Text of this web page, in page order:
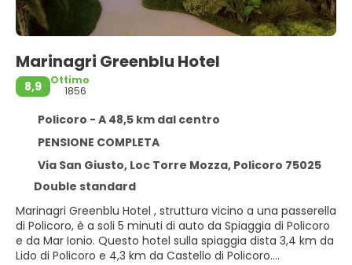
Marinagri Greenblu Hotel
8,9
Ottimo
1856
Policoro - A 48,5 km dal centro
PENSIONE COMPLETA
Via San Giusto, Loc Torre Mozza, Policoro 75025
Double standard
Marinagri Greenblu Hotel , struttura vicino a una passerella
di Policoro, è a soli 5 minuti di auto da Spiaggia di Policoro
e da Mar Ionio. Questo hotel sulla spiaggia dista 3,4 km da
Lido di Policoro e 4,3 km da Castello di Policoro.